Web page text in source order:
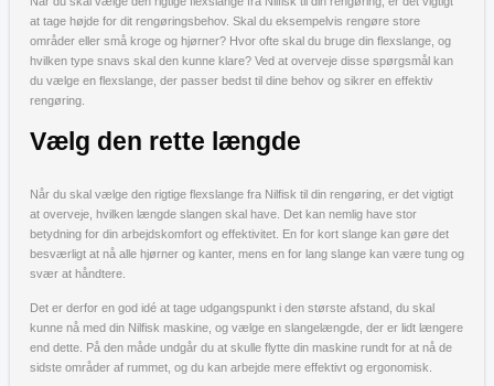
at tage højde for dit rengøringsbehov. Skal du eksempelvis rengøre store
områder eller små kroge og hjørner? Hvor ofte skal du bruge din flexslange, og
hvilken type snavs skal den kunne klare? Ved at overveje disse spørgsmål kan
du vælge en flexslange, der passer bedst til dine behov og sikrer en effektiv
rengøring.
Vælg den rette længde
Når du skal vælge den rigtige flexslange fra Nilfisk til din rengøring, er det vigtigt
at overveje, hvilken længde slangen skal have. Det kan nemlig have stor
betydning for din arbejdskomfort og effektivitet. En for kort slange kan gøre det
besværligt at nå alle hjørner og kanter, mens en for lang slange kan være tung og
svær at håndtere.
Det er derfor en god idé at tage udgangspunkt i den største afstand, du skal
kunne nå med din Nilfisk maskine, og vælge en slangelængde, der er lidt længere
end dette. På den måde undgår du at skulle flytte din maskine rundt for at nå de
sidste områder af rummet, og du kan arbejde mere effektivt og ergonomisk.